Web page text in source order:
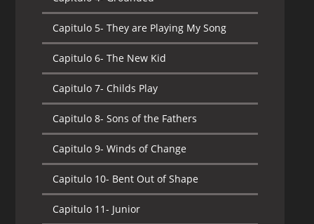
Capitulo 5- They are Playing My Song
Capitulo 6- The New Kid
Capitulo 7- Childs Play
Capitulo 8- Sons of the Fathers
Capitulo 9- Winds of Change
Capitulo 10- Bent Out of Shape
Capitulo 11- Junior